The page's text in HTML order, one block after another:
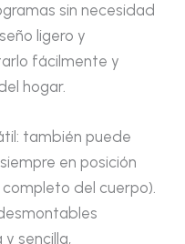
sin necesidad
ligero y
fácilmente y
hogar.
también puede
en posición
del cuerpo).
sencilla,